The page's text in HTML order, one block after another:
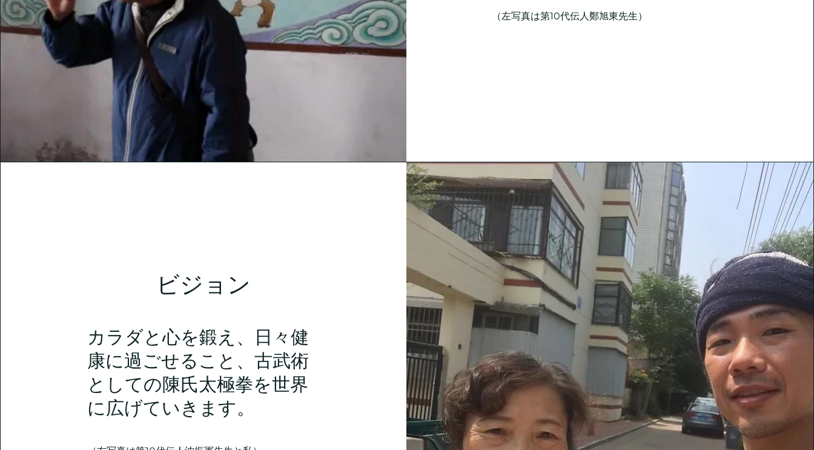
​（左写真は第10代伝人鄭旭東先生）
ビジョン
カラダと心を鍛え、日々健
康に過ごせること、古武術
としての陳氏太極拳を世界
に広げていきます。